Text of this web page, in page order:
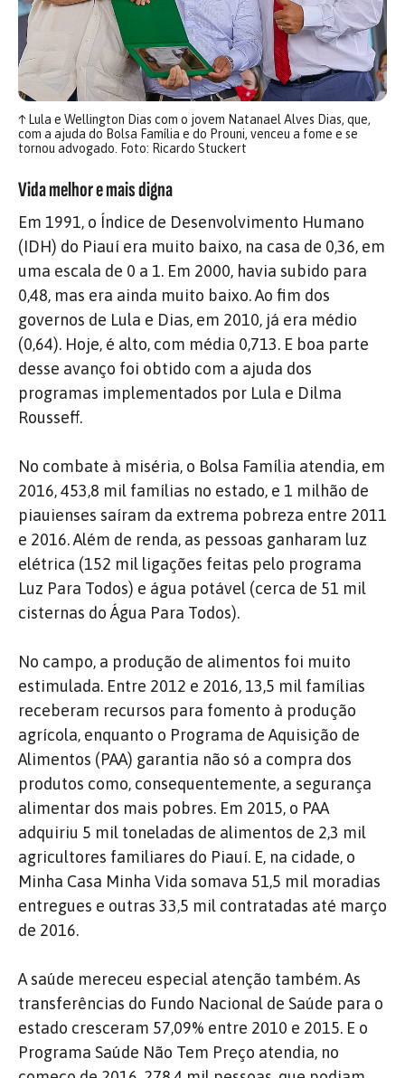
↑Lula e Wellington Dias com o jovem Natanael Alves Dias, que,
com a ajuda do Bolsa Família e do Prouni, venceu a fome e se
tornou advogado. Foto: Ricardo Stuckert
Vida melhor e mais digna
Em 1991, o Índice de Desenvolvimento Humano
(IDH) do Piauí era muito baixo, na casa de 0,36, em
uma escala de 0 a 1. Em 2000, havia subido para
0,48, mas era ainda muito baixo. Ao fim dos
governos de Lula e Dias, em 2010, já era médio
(0,64). Hoje, é alto, com média 0,713. E boa parte
desse avanço foi obtido com a ajuda dos
programas implementados por Lula e Dilma
Rousseff.
No combate à miséria, o Bolsa Família atendia, em
2016, 453,8 mil famílias no estado, e 1 milhão de
piauienses saíram da extrema pobreza entre 2011
e 2016. Além de renda, as pessoas ganharam luz
elétrica (152 mil ligações feitas pelo programa
Luz Para Todos) e água potável (cerca de 51 mil
cisternas do Água Para Todos).
No campo, a produção de alimentos foi muito
estimulada. Entre 2012 e 2016, 13,5 mil famílias
receberam recursos para fomento à produção
agrícola, enquanto o Programa de Aquisição de
Alimentos (PAA) garantia não só a compra dos
produtos como, consequentemente, a segurança
alimentar dos mais pobres. Em 2015, o PAA
adquiriu 5 mil toneladas de alimentos de 2,3 mil
agricultores familiares do Piauí. E, na cidade, o
Minha Casa Minha Vida somava 51,5 mil moradias
entregues e outras 33,5 mil contratadas até março
de 2016.
A saúde mereceu especial atenção também. As
transferências do Fundo Nacional de Saúde para o
estado cresceram 57,09% entre 2010 e 2015. E o
Programa Saúde Não Tem Preço atendia, no